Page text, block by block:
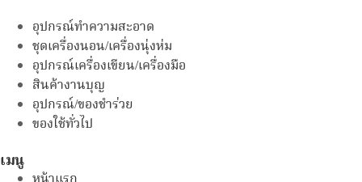
อุปกรณ์ทำความสะอาด
ชุดเครื่องนอน/เครื่องนุ่งห่ม
อุปกรณ์เครื่องเขียน/เครื่องมือ
สินค้างานบุญ
อุปกรณ์/ของชำร่วย
ของใช้ทั่วไป
เมนู